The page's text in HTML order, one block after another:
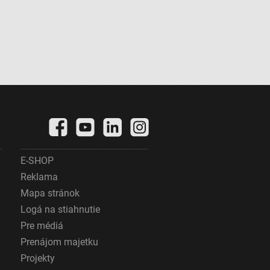
E-SHOP
Reklama
Mapa stránok
Logá na stiahnutie
Pre médiá
Prenájom majetku
Projekty